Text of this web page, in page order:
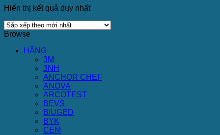
Hiển thị kết quả duy nhất
Browse
HÃNG
3M
3NH
ANCHOR CHEF
ANOVA
ARCOTEST
BEVS
BIUGED
BYK
CEM